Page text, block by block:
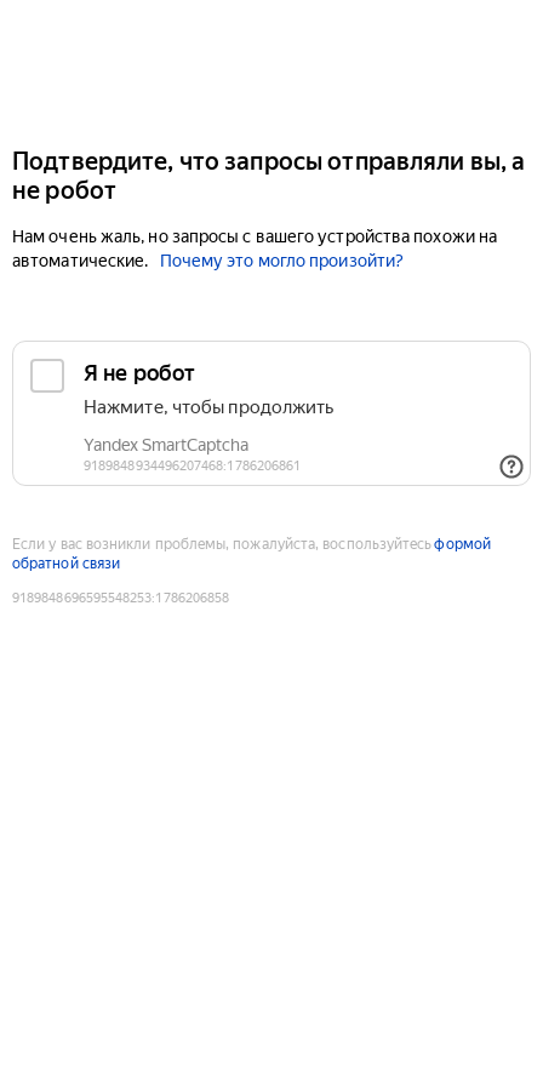
Подтвердите, что запросы отправляли вы, а
не робот
Нам очень жаль, но запросы с вашего устройства похожи на
автоматические.
Почему это могло произойти?
Если у вас возникли проблемы, пожалуйста, воспользуйтесьформой
обратной связи
9189848696595548253:1786206858